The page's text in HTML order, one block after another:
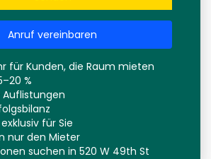
Anruf vereinbaren
für Kunden, die Raum mieten
%
für Sie
nur den Mieter
suchen in 520 W 49th St